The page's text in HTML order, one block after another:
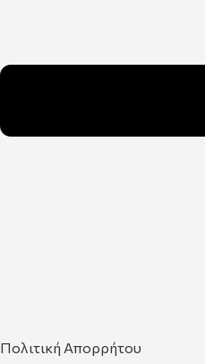
Πολιτική Απορρήτου